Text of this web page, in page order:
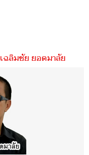
เฉลิมชัย ยอดมาลัย